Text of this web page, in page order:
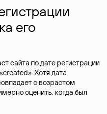
его
сайта по дате регистрации
Хотя дата
с возрастом
оценить, когда был